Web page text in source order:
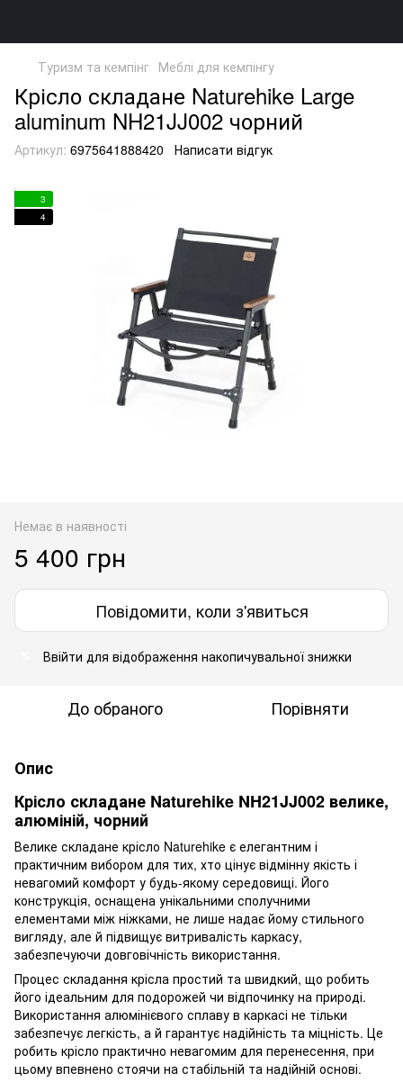
Туризм та кемпінг Меблі для кемпінгу
Крісло складане Naturehike Large
aluminum NH21JJ002 чорний
Артикул: 6975641888420 Написати відгук
3
4
Немає в наявності
5 400 грн
Повідомити, коли з'явиться
Ввійти для відображення накопичувальної знижки
До обраного Порівняти
Опис
Крісло складане Naturehike NH21JJ002 велике,
алюміній, чорний
Велике складане крісло Naturehike є елегантним і
практичним вибором для тих, хто цінує відмінну якість і
невагомий комфорт у будь-якому середовищі. Його
конструкція, оснащена унікальними сполучними
елементами між ніжками, не лише надає йому стильного
вигляду, але й підвищує витривалість каркасу,
забезпечуючи довговічність використання.
Процес складання крісла простий та швидкий, що робить
його ідеальним для подорожей чи відпочинку на природі.
Використання алюмінієвого сплаву в каркасі не тільки
забезпечує легкість, а й гарантує надійність та міцність. Це
робить крісло практично невагомим для перенесення, при
цьому впевнено стоячи на стабільній та надійній основі.